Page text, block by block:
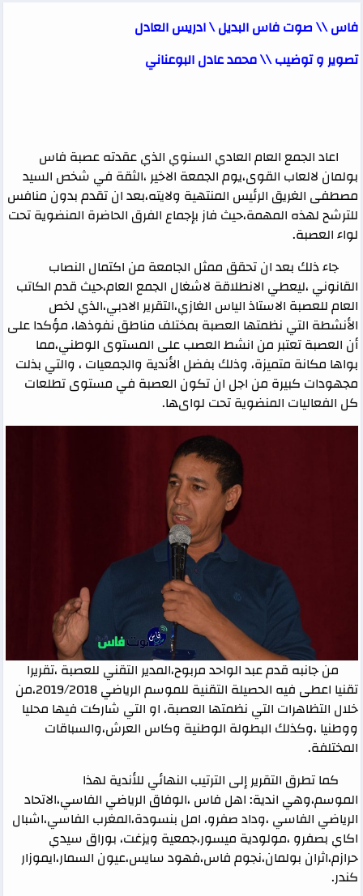
فاس \\ صوت فاس البديل \ ادريس العادل
تصوير و توضيب \\ محمد عادل البوعناني
اعاد الجمع العام العادي السنوي الذي عقدته عصبة فاس
بولمان لالعاب القوى،يوم الجمعة الاخير ،الثقة في شخص السيد
مصطفى الغريق الرئيس المنتهية ولايته،بعد ان تقدم بدون منافس
للترشح لهذه المهمة،حيث فاز بإجماع الفرق الحاضرة المنضوية تحت
لواء العصبة.
جاء ذلك بعد ان تحقق ممثل الجامعة من اكتمال النصاب
القانوني ،ليعطي الانطلاقة لاشغال الجمع العام،حيث قدم الكاتب
العام للعصبة الاستاذ الياس الغازي،التقرير الادبي،الذي لخص
الأنشطة التي نظمتها العصبة بمختلف مناطق نفوذها، مؤكدا على
أن العصبة تعتبر من انشط العصب على المستوى الوطني،مما
بواها مكانة متميزة، وذلك بفضل الأندية والجمعيات ، والتي بذلت
مجهودات كبيرة من اجل ان تكون العصبة في مستوى تطلعات
كل الفعاليات المنضوية تحت لواىها.
من جانبه قدم عبد الواحد مربوح،المدير التقني للعصبة ،تقريرا
تقنيا اعطى فيه الحصيلة التقنية للموسم الرياضي 2019/2018،من
خلال التظاهرات التي نظمتها العصبة، او التي شاركت فيها محليا
ووطنيا ،وكذلك البطولة الوطنية وكاس العرش،والسباقات
المختلفة.
كما تطرق التقرير إلى الترتيب النهائي للأندية لهذا
الموسم،وهي اندية: اهل فاس ،الوفاق الرياضي الفاسي،الاتحاد
الرياضي الفاسي ،وداد صفرو، امل بنسودة،المغرب الفاسي،اشبال
اكاي بصفرو ،مولودية ميسور،جمعية ويزغت، بوراق سيدي
حرازم،اثران بولمان،نجوم فاس،فهود سايس،عيون السمار،ايموزار
كندر.